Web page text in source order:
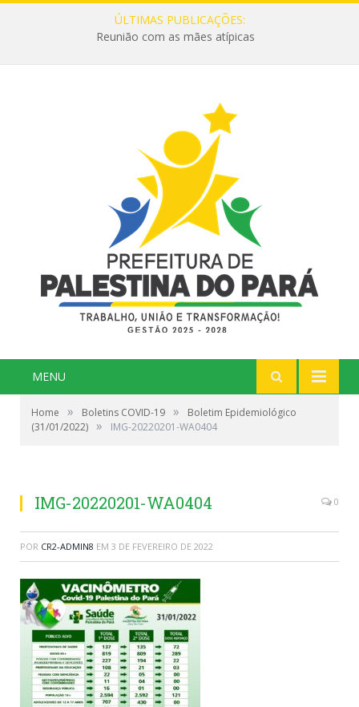
ÚLTIMAS PUBLICAÇÕES:
Reunião com as mães atípicas
MENU
Home » Boletins COVID-19 »
Boletim Epidemiológico
(31/01/2022) » IMG-20220201-WA0404
IMG-20220201-WA0404 0
POR CR2-ADMIN8 EM 3 DE FEVEREIRO DE 2022